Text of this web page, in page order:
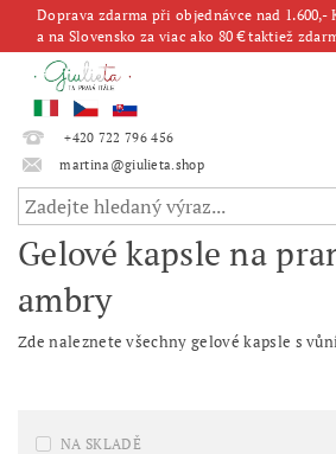
Doprava zdarma při objednávce nad 1.600,-
a na Slovensko za viac ako 80 € taktiež
+420 722 796 456
martina@giulieta.shop
Gelové kapsle na
ambry
Zde naleznete všechny gelové kapsle s
NA SKLADĚ